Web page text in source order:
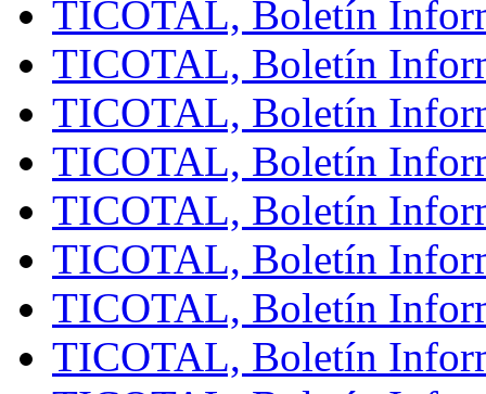
TICOTAL, Boletín
TICOTAL, Boletín
TICOTAL, Boletín
TICOTAL, Boletín
TICOTAL, Boletín
TICOTAL, Boletín
TICOTAL, Boletín
TICOTAL, Boletín